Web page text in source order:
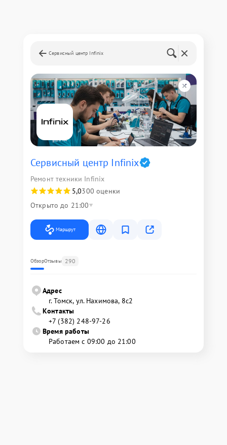
Сервисный центр Infinix
Сервисный центр Infinix
Ремонт техники Infinix
5,0300 оценки
Открыто до 21:00
Маршрут
ОбзорОтзывы 290
Адрес
г. Томск, ул. Нахимова, 8с2
Контакты
+7 (382) 248-97-26
Время работы
Работаем с 09:00 до 21:00